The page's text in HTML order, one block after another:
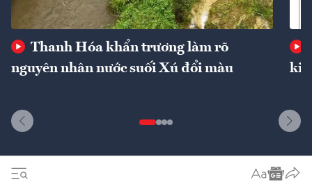
Thanh Hóa khẩn trương làm rõ
nguyên nhân nước suối Xú đổi màu